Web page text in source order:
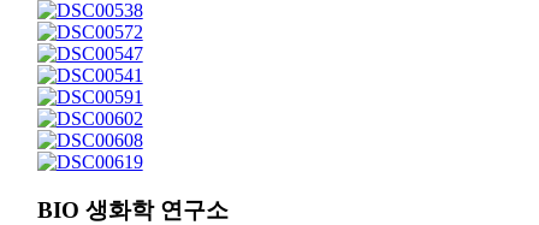
BIO 생화학 연구소